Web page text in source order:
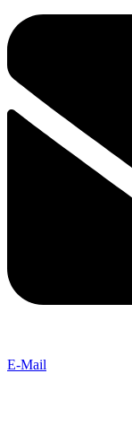
E-Mail